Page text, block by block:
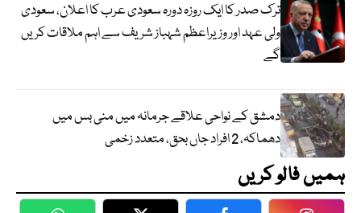
ترک صدر کا ایک روزہ دورہ سعودی عرب کا اعلان، سعودی
ولی عہد اور وزیراعظم شہباز شریف سے اہم ملاقات کریں
گے
دمشق کے نواحی علاقے جرمانہ میں منی بس میں
دھماکہ، 2 افراد جاں بحق، متعدد زخمی
ہمیں فالو کریں